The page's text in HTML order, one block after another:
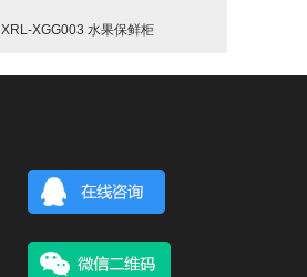
XRL-XGG003 水果保鲜柜